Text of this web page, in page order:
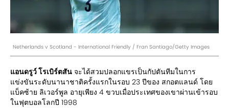
Netherlands v Scotland - International Friendly / Fran Santiago/Getty Images
แอนดรูว์ โรเบิร์ตสัน จะได้สวมปลอกแขรเป็นกัปตันทีมในการ
แข่งขันระดับนานาชาติครั้งแรกในรอบ 23 ปีของ สกอตแลนด์ โดย
แบ็คซ้าย ลิเวอร์พูล อายุเพียง 4 ขวบเมื่อประเทศของเขาผ่านเข้ารอบ
ในฟุตบอลโลกปี 1998